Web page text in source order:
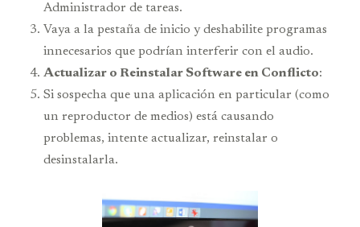
Administrador de tareas.
Vaya a la pestaña de inicio y deshabilite programas
innecesarios que podrían interferir con el audio.
Actualizar o Reinstalar Software en Conflicto:
Si sospecha que una aplicación en particular (como
un reproductor de medios) está causando
problemas, intente actualizar, reinstalar o
desinstalarla.